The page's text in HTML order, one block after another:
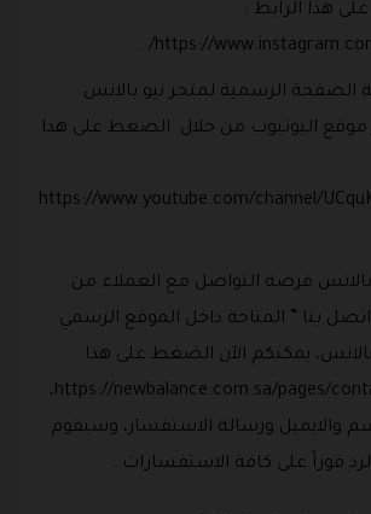
هذا الرابط :
https://
الصفحة الرسمية لمتجر نيو بالانس
موقع اليوتيوب من خلال الضغط على هذا
https://www.youtube.com/channel/
بالانس فرصة التواصل مع العملاء من
بنا ” المتاحة داخل الموقع الرسمي
بالانس، يمكنكم الآن الضغط على هذا
الرابط : https://newbalance.com.sa/pages/contact-us،
والايميل ورسالة الاستفسار، وسيقوم
فوراً على كافة الاستفسارات .